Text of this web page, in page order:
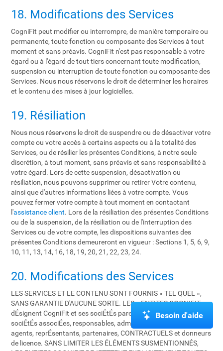
18. Modifications des Services
CogniFit peut modifier ou interrompre, de manière temporaire ou
permanente, toute fonction ou composante des Services à tout
moment et sans préavis. CogniFit n'est pas responsable à votre
égard ou à l'égard de tout tiers concernant toute modification,
suspension ou interruption de toute fonction ou composante des
Services. Nous nous réservons le droit de déterminer les horaires
et le contenu des mises à jour logicielles.
19. Résiliation
Nous nous réservons le droit de suspendre ou de désactiver votre
compte ou votre accès à certains aspects ou à la totalité des
Services, ou de résilier les présentes Conditions, à notre seule
discrétion, à tout moment, sans préavis et sans responsabilité à
votre égard. Lors de cette suspension, désactivation ou
résiliation, nous pouvons supprimer ou retirer Votre contenu,
ainsi que d'autres informations liées à votre compte. Vous
pouvez fermer votre compte à tout moment en contactant
l'assistance client. Lors de la résiliation des présentes Conditions
ou de la suspension, de la résiliation ou de l'interruption des
Services ou de votre compte, les dispositions suivantes des
présentes Conditions demeureront en vigueur : Sections 1, 5, 6, 9,
10, 11, 13, 14, 16, 18, 19, 20, 21, 22, 23, 24.
20. Modifications des Services
LES SERVICES ET LE CONTENU SONT FOURNIS « TEL QUEL »,
SANS GARANTIE D'AUCUNE SORTE. LES « ENTITES COGNIFIT »
dÉsignent CogniFit et ses sociÉtÉs parentes, entitÉs affiliÉes,
sociÉtÉs associÉes, responsables, administrateurs, employÉs,
agents, reprÉsentants, partenaires, CONTRACTUELS et donneurs
de licence. SANS LIMITER LES ÉLÉMENTS SUSMENTIONNÉS,
Besoin d'aide